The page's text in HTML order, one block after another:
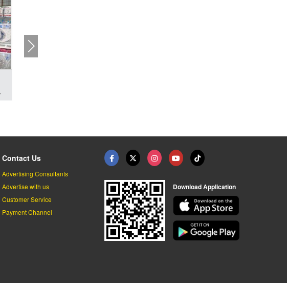
Contact Us
Advertising Consultants
Advertise with us
Customer Service
Payment Channel
Download Application